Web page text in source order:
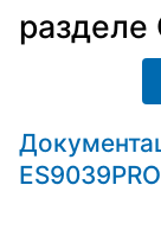
разделе
ES9039PRO